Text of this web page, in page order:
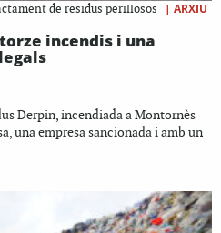
de residus perillosos | ARXIU
incendis i una
Derpin, incendiada a Montornès
una empresa sancionada i amb un